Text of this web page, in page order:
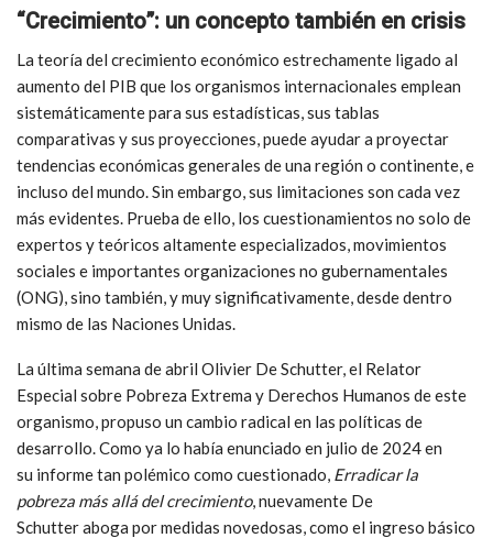
“Crecimiento”: un concepto también en crisis
La teoría del crecimiento económico estrechamente ligado al
aumento del PIB que los organismos internacionales emplean
sistemáticamente para sus estadísticas, sus tablas
comparativas y sus proyecciones, puede ayudar a proyectar
tendencias económicas generales de una región o continente, e
incluso del mundo. Sin embargo, sus limitaciones son cada vez
más evidentes. Prueba de ello, los cuestionamientos no solo de
expertos y teóricos altamente especializados, movimientos
sociales e importantes organizaciones no gubernamentales
(ONG), sino también, y muy significativamente, desde dentro
mismo de las Naciones Unidas.
La última semana de abril Olivier De Schutter, el Relator
Especial sobre Pobreza Extrema y Derechos Humanos de este
organismo, propuso un cambio radical en las políticas de
desarrollo. Como ya lo había enunciado en julio de 2024 en
su informe tan polémico como cuestionado, Erradicar la
pobreza más allá del crecimiento, nuevamente De
Schutteraboga por medidas novedosas, como el ingreso básico